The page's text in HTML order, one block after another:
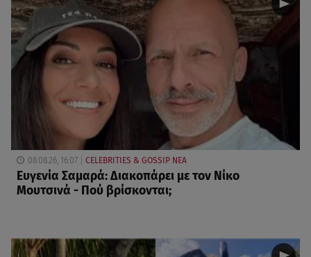
08.08.26, 16:07 CELEBRITIES & GOSSIP ΝΕΑ
Ευγενία Σαμαρά: Διακοπάρει με τον Νίκο
Μουτσινά - Πού βρίσκονται;